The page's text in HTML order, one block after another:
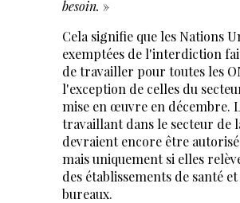
besoin. »
Cela signifie que les Nations
exemptées de l'interdiction
de travailler pour toutes les
l'exception de celles du
mise en œuvre en décembre.
travaillant dans le secteur de
devraient encore être
mais uniquement si elles
des établissements de santé
bureaux.